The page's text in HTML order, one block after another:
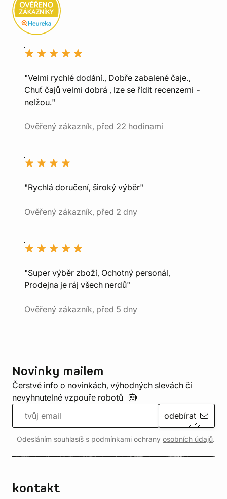
"Velmi rychlé dodání., Dobře zabalené čaje.,
Chuť čajů velmi dobrá , lze se řídit recenzemi -
nelžou."
Ověřený zákazník, před 22 hodinami
"Rychlá doručení, široký výběr"
Ověřený zákazník, před 2 dny
"Super výběr zboží, Ochotný personál,
Prodejna je ráj všech nerdů"
Ověřený zákazník, před 5 dny
Novinky mailem
Čerstvé info o novinkách, výhodných slevách či
nevyhnutelné vzpouře robotů
odebírat
Odesláním souhlasíš s podmínkami ochrany osobních údajů.
kontakt